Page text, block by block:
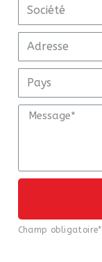
Champ obligatoire*